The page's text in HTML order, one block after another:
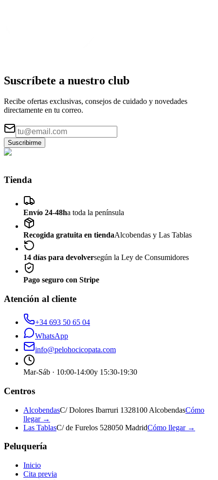
Suscríbete a nuestro club
Recibe ofertas exclusivas, consejos de cuidado y novedades
directamente en tu correo.
Suscribirme
Tienda
Envío 24-48ha toda la península
Recogida gratuita en tiendaAlcobendas y Las Tablas
14 días para devolversegún la Ley de Consumidores
Pago seguro con Stripe
Atención al cliente
+34 693 50 65 04
WhatsApp
info@pelohocicopata.com
Mar-Sáb · 10:00-14:00y 15:30-19:30
Centros
AlcobendasC/ Dolores Ibarruri 1328100 AlcobendasCómo
llegar →
Las TablasC/ de Furelos 528050 MadridCómo llegar →
Peluquería
Inicio
Cita previa